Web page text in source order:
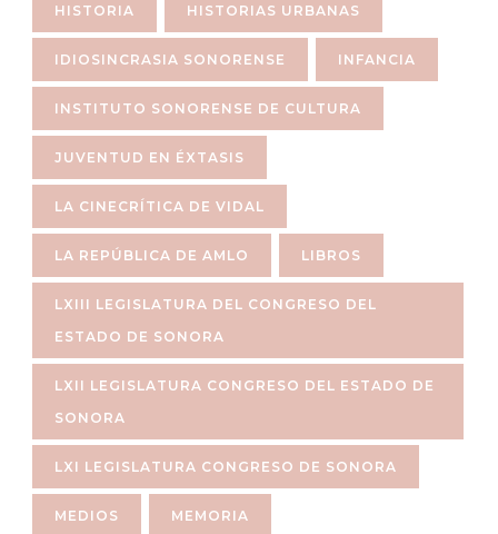
HISTORIA HISTORIAS URBANAS
IDIOSINCRASIA SONORENSE INFANCIA
INSTITUTO SONORENSE DE CULTURA
JUVENTUD EN ÉXTASIS
LA CINECRÍTICA DE VIDAL
LA REPÚBLICA DE AMLO LIBROS
LXIII LEGISLATURA DEL CONGRESO DEL
ESTADO DE SONORA
LXII LEGISLATURA CONGRESO DEL ESTADO DE
SONORA
LXI LEGISLATURA CONGRESO DE SONORA
MEDIOS MEMORIA